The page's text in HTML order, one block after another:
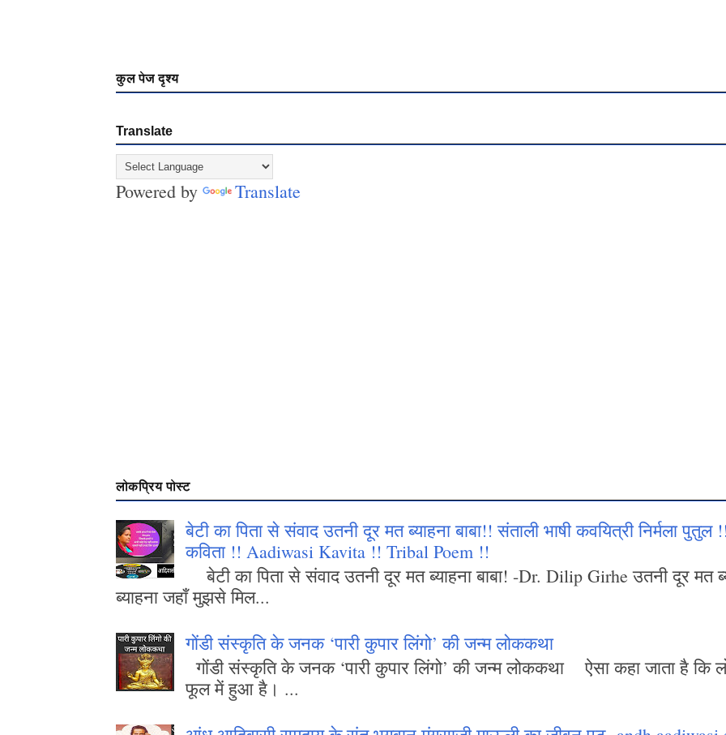
कुल पेज दृश्य
Translate
Powered by Translate
लोकप्रिय पोस्ट
बेटी का पिता से संवाद उतनी दूर मत ब्याहना बाबा!! संताली भाषी कवयित्री निर्मला
कविता !! Aadiwasi Kavita !! Tribal Poem !!
बेटी का पिता से संवाद उतनी दूर मत ब्याहना बाबा! -Dr. Dilip Girhe उतनी दूर मत
ब्याहना जहाँ मुझसे मिल...
गोंडी संस्कृति के जनक ‘पारी कुपार लिंगो’ की जन्म लोककथा
गोंडी संस्कृति के जनक ‘पारी कुपार लिंगो’ की जन्म लोककथा ऐसा कहा जाता है कि
फूल में हुआ है। ...